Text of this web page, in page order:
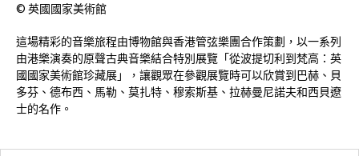
© 英國國家美術館
這場精彩的音樂旅程由博物館與香港管弦樂團合作策劃，以一系列
由港樂演奏的原聲古典音樂結合特別展覽「從波提切利到梵高：英
國國家美術館珍藏展」，讓觀眾在參觀展覽時可以欣賞到巴赫、貝
多芬、德布西、馬勒、莫扎特、穆索斯基、拉赫曼尼諾夫和西貝遼
士的名作。